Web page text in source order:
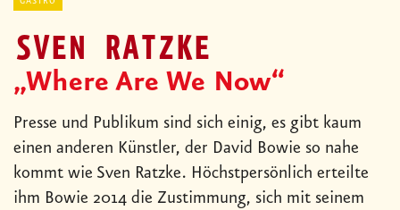
SVEN RATZKE
„Where Are We Now“
Presse und Publikum sind sich einig, es gibt kaum
einen anderen Künstler, der David Bowie so nahe
kommt wie Sven Ratzke. Höchstpersönlich erteilte
ihm Bowie 2014 die Zustimmung, sich mit seinem